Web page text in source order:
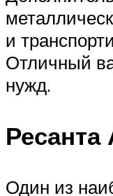
и
Отличный
нужд.
Один из